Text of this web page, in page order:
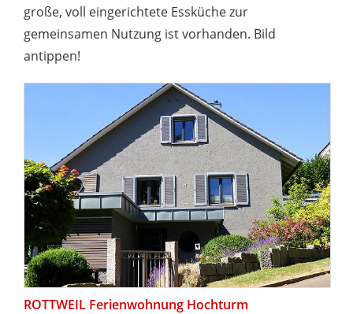
große, voll eingerichtete Essküche zur
gemeinsamen Nutzung ist vorhanden. Bild
antippen!
ROTTWEIL Ferienwohnung Hochturm